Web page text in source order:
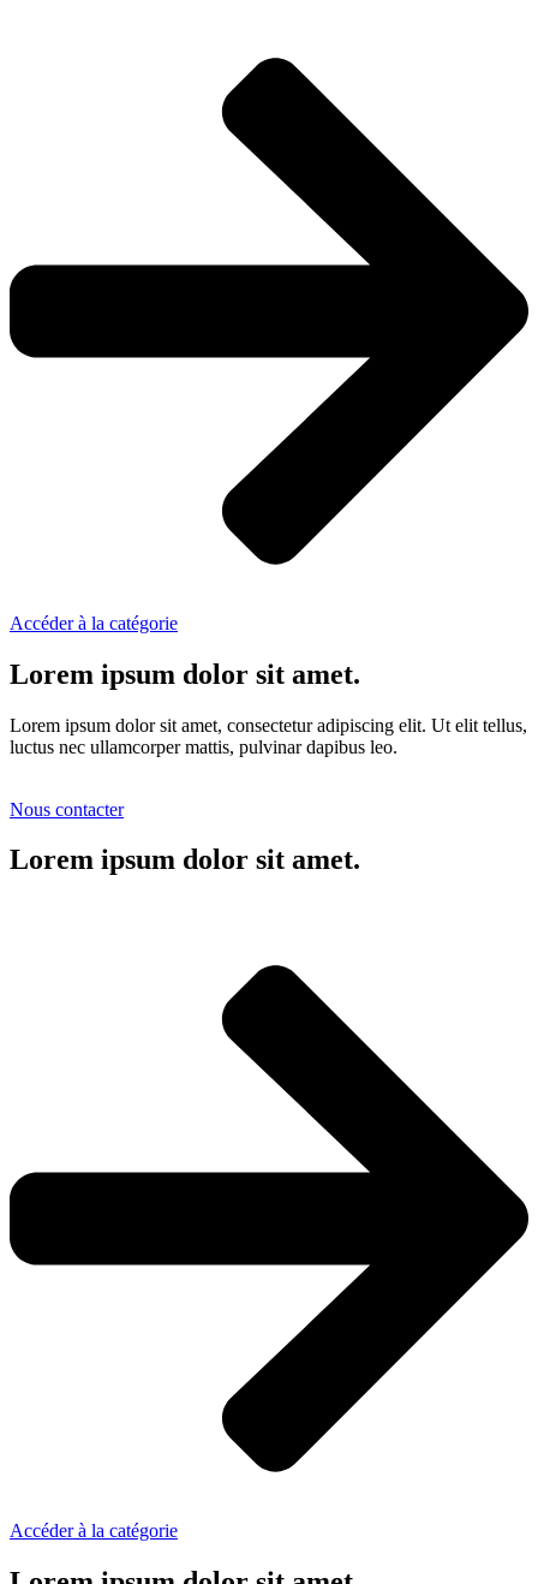
Accéder à la catégorie
Lorem ipsum dolor sit amet.
Lorem ipsum dolor sit amet, consectetur adipiscing elit. Ut elit tellus,
luctus nec ullamcorper mattis, pulvinar dapibus leo.
Nous contacter
Lorem ipsum dolor sit amet.
Accéder à la catégorie